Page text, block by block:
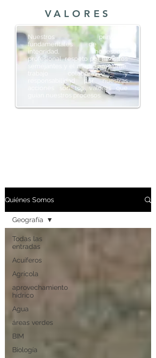
VALORES
Nuestros principios
fundamentales de ética,
integridad, honestidad
profesional, respeto por nuestros
semejantes y el medio ambiente,
trabajo colaborativo y
responsabilidad por nuestras
acciones son los valores que
guían nuestros procesos.
Quiénes Somos
Todas las
entradas
Acuíferos
Agrícola
aprovechamiento
hídrico
Agua
áreas verdes
BIM
Biología
Geografía